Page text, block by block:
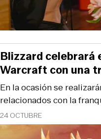
24 OCTUBRE
En la ocasión se
relacionados con la
Blizzard celebrará
Warcraft con una